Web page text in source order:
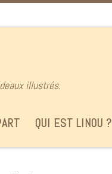
illustrés.
QUI EST LINOU ?